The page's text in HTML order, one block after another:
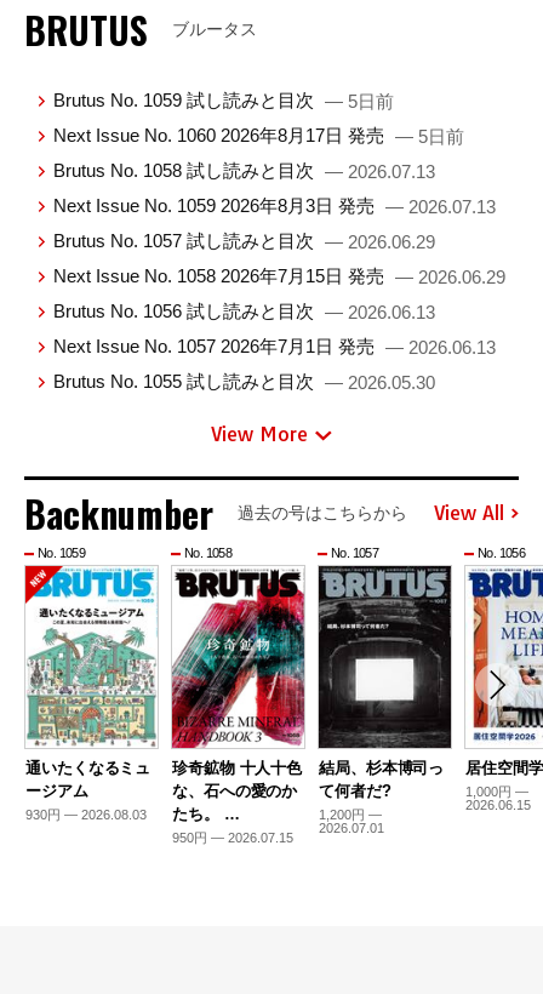
BRUTUS ブルータス
Brutus No. 1059 試し読みと目次 — 5日前
Next Issue No. 1060 2026年8月17日 発売 — 5日前
Brutus No. 1058 試し読みと目次 — 2026.07.13
Next Issue No. 1059 2026年8月3日 発売 — 2026.07.13
Brutus No. 1057 試し読みと目次 — 2026.06.29
Next Issue No. 1058 2026年7月15日 発売 — 2026.06.29
Brutus No. 1056 試し読みと目次 — 2026.06.13
Next Issue No. 1057 2026年7月1日 発売 — 2026.06.13
Brutus No. 1055 試し読みと目次 — 2026.05.30
View More
Backnumber 過去の号はこちらから View All
No. 1059
通いたくなるミュ
ージアム
930円 — 2026.08.03
No. 1058
珍奇鉱物 十人十色
な、石への愛のか
たち。 …
950円 — 2026.07.15
No. 1057
結局、杉本博司っ
て何者だ?
1,200円 —
2026.07.01
No. 1056
居住空間
1,000円 —
2026.06.15